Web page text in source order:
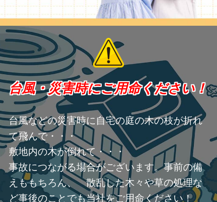
台風・災害時にご用命ください！
台風などの災害時に自宅の庭の木の枝が折れ
て飛んで・・・
敷地内の木が倒れて・・・
事故につながる場合がございます。事前の備
えももちろん、 散乱した木々や草の処理な
ど事後のことでも当社をご用命ください！